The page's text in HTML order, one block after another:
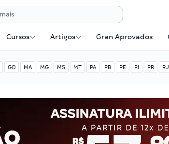
Cursos Artigos Gran Aprovados
GO MA MG MS MT PA PB PE PI PR RJ